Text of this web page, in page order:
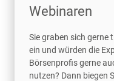
Webinaren
Sie graben sich gerne
ein und würden die
Börsenprofis gerne
nutzen? Dann biegen